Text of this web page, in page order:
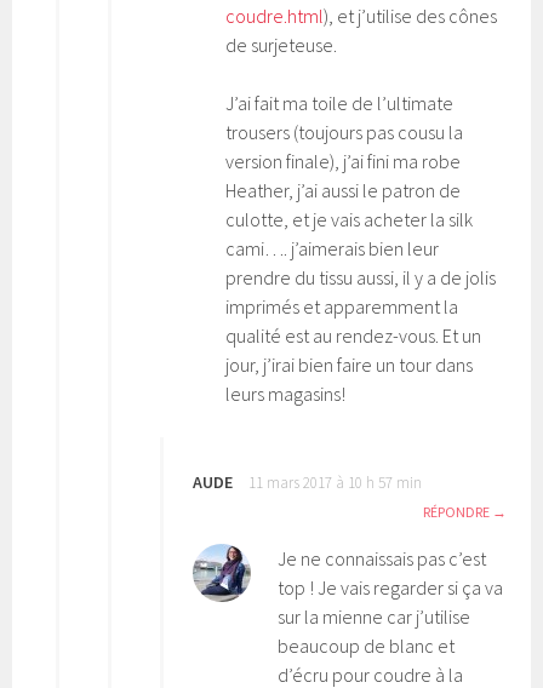
coudre.html), et j’utilise des cônes
de surjeteuse.
J’ai fait ma toile de l’ultimate
trousers (toujours pas cousu la
version finale), j’ai fini ma robe
Heather, j’ai aussi le patron de
culotte, et je vais acheter la silk
cami…. j’aimerais bien leur
prendre du tissu aussi, il y a de jolis
imprimés et apparemment la
qualité est au rendez-vous. Et un
jour, j’irai bien faire un tour dans
leurs magasins!
AUDE 11 mars 2017 à 10 h 57 min
RÉPONDRE
Je ne connaissais pas c’est
top ! Je vais regarder si ça va
sur la mienne car j’utilise
beaucoup de blanc et
d’écru pour coudre à la